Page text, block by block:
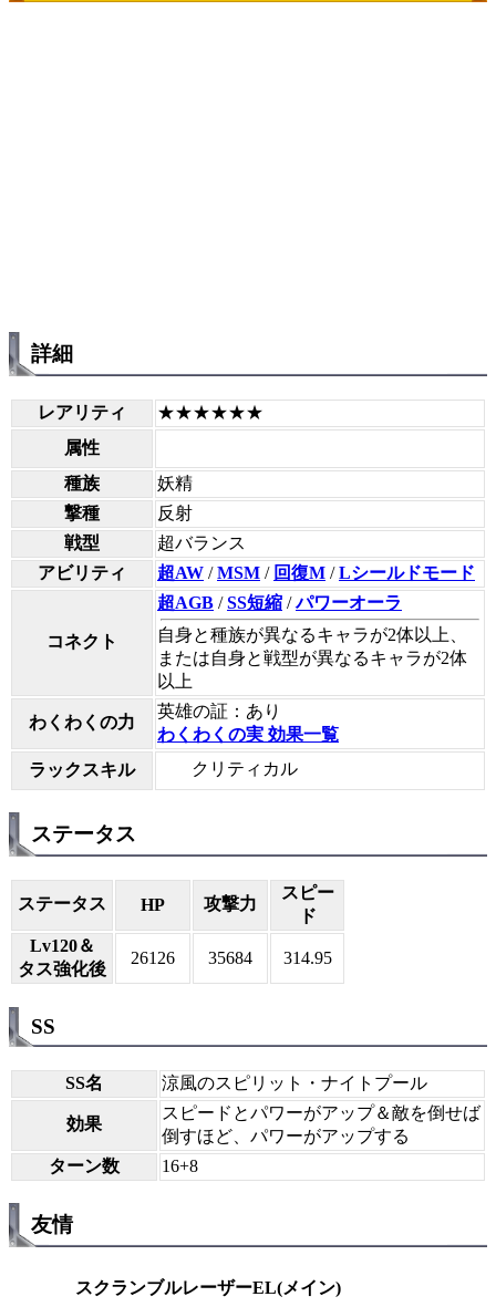
詳細
レアリティ
★★★★★★
属性
種族
妖精
撃種
反射
戦型
超バランス
アビリティ
超AW /MSM / 回復M /Lシールドモード
コネクト
超AGB /SS短縮 /パワーオーラ
自身と種族が異なるキャラが2体以上、
または自身と戦型が異なるキャラが2体
以上
わくわくの力
英雄の証：あり
わくわくの実 効果一覧
ラックスキル
クリティカル
ステータス
ステータス HP 攻撃力
スピー
ド
Lv120＆
タス強化後
26126 35684 314.95
SS
SS名 涼風のスピリット・ナイトプール
効果
スピードとパワーがアップ＆敵を倒せば
倒すほど、パワーがアップする
ターン数
16+8
友情
スクランブルレーザーEL(メイン)